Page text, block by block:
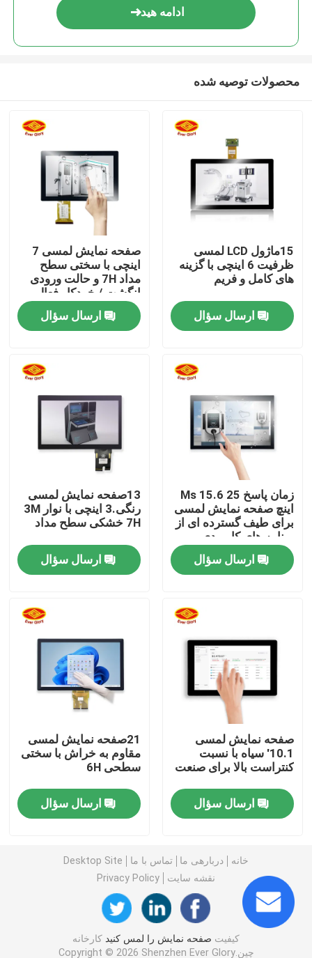
محصولات
فیلم های
کارخانه تور
کنترل کیفیت
تماس با ما
اخبار
صفحه نمایش را لمس کنید
پنل لمسی صنعتی
پنل لمسی خازنی
پنل لمسی ضد آب
صفحه نمایش پیوند نوری
صفحه نمایش چند لمسی
ماژول نمایش صفحه لمسی
ادامه هید
محصولات توصیه شده
15ماژول LCD لمسی
ظرفیت 6 اینچی با گزینه
های کامل و فریم
ارسال سؤال
صفحه نمایش لمسی 7
اینچی با سختی سطح
مداد 7H و حالت ورودی
انگشت / خودکار فعال
ارسال سؤال
زمان پاسخ 25 Ms 15.6
اینچ صفحه نمایش لمسی
برای طیف گسترده ای از
برنامه های کاربردی
ارسال سؤال
13صفحه نمایش لمسی
رنگی.3 اینچی با نوار 3M
7H خشکی سطح مداد
ارسال سؤال
صفحه نمایش لمسی
10.1' سیاه با نسبت
کنتراست بالا برای صنعت
ارسال سؤال
21صفحه نمایش لمسی
مقاوم به خراش با سختی
سطحی 6H
ارسال سؤال
خانه دربارهی ما تماس با ما
Desktop Site
نقشه سایت
Privacy Policy
کیفیت صفحه نمایش را لمس کنید کارخانه
چین.Copyright © 2026 Shenzhen Ever Glory